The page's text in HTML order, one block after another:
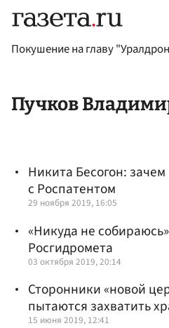
Покушение на главу
Пучков
Никита Бесогон:
с Роспатентом
29 ноября 2019, 16:05
«Никуда не
Росгидромета
03 октября 2019, 20:14
Сторонники «новой
пытаются захватить
15 июня 2019, 12:41